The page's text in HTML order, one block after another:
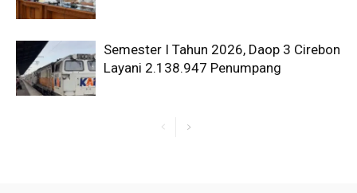
Semester I Tahun 2026, Daop 3 Cirebon
Layani 2.138.947 Penumpang